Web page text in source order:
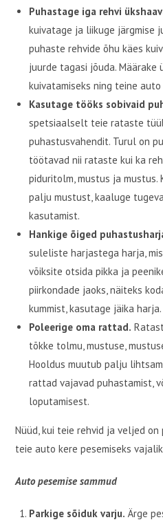
Puhastage iga rehvi
kuivatage ja liikuge järgmise
puhaste rehvide õhu käes
juurde tagasi jõuda.
kuivatamiseks ning teine ​​auto
Kasutage tööks sobivaid
spetsiaalselt teie rataste
puhastusvahendit. Turul on
töötavad nii rataste kui ka
piduritolm, mustus ja mustus.
palju mustust, kaaluge
kasutamist.
Hankige õiged
suleliste harjastega harja,
võiksite otsida pikka ja
piirkondade jaoks, näiteks
kummist, kasutage jäika harja.
Poleerige oma rattad.
tõkke tolmu, mustuse,
Hooldus muutub palju
rattad vajavad puhastamist,
loputamisest.
Nüüd, kui teie rehvid ja veljed
teie auto kere pesemiseks
Auto pesemise sammud
Parkige sõiduk varju. Ärge